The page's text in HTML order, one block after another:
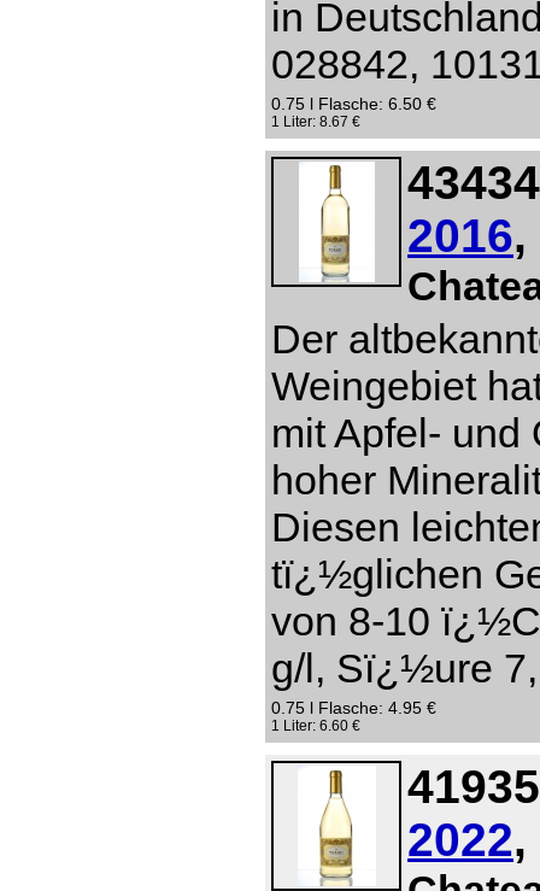
in
028842,
0.75 l Flasche: 6.50 €
1 Liter: 8.67 €
2016,
Der
Weingebiet
mit Apfel- und
hoher
Diesen
tï¿½glichen
von 8-10
g/l, Sï¿½ure
0.75 l Flasche: 4.95 €
1 Liter: 6.60 €
2022,